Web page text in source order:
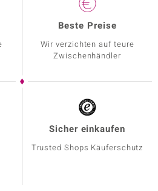
Beste Preise
Wir verzichten auf teure
Zwischenhändler
Sicher einkaufen
Trusted Shops Käuferschutz